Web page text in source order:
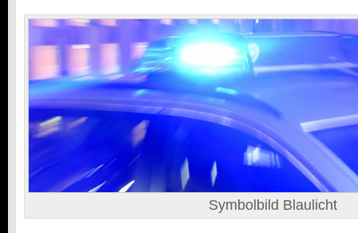
Symbolbild Blaulicht